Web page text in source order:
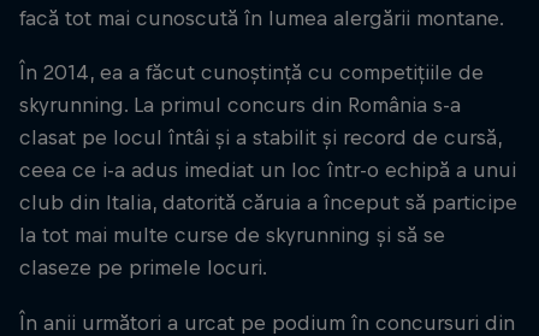
facă tot mai cunoscută în lumea alergării montane.
În 2014, ea a făcut cunoștință cu competițiile de
skyrunning. La primul concurs din România s-a
clasat pe locul întâi și a stabilit și record de cursă,
ceea ce i-a adus imediat un loc într-o echipă a unui
club din Italia, datorită căruia a început să participe
la tot mai multe curse de skyrunning și să se
claseze pe primele locuri.
În anii următori a urcat pe podium în concursuri din